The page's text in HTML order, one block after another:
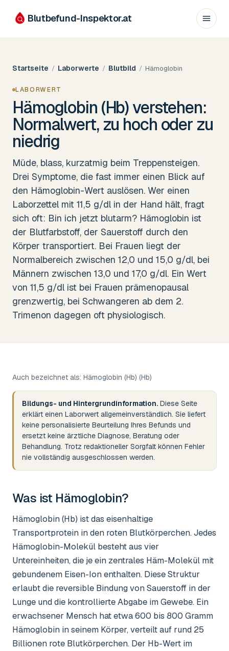
Blutbefund-Inspektor.at
Startseite / Laborwerte / Blutbild / Hämoglobin
LABORWERT
Hämoglobin (Hb) verstehen:
Normalwert, zu hoch oder zu
niedrig
Müde, blass, kurzatmig beim Treppensteigen.
Drei Symptome, die fast immer einen Blick auf
den Hämoglobin-Wert auslösen. Wer einen
Laborzettel mit 11,5 g/dl in der Hand hält, fragt
sich oft: Bin ich jetzt blutarm? Hämoglobin ist
der Blutfarbstoff, der Sauerstoff durch den
Körper transportiert. Bei Frauen liegt der
Normalbereich zwischen 12,0 und 15,0 g/dl, bei
Männern zwischen 13,0 und 17,0 g/dl. Ein Wert
von 11,5 g/dl ist bei Frauen prämenopausal
grenzwertig, bei Schwangeren ab dem 2.
Trimenon dagegen oft physiologisch.
Auch bezeichnet als: Hämoglobin (Hb) (Hb)
Bildungs- und Hintergrundinformation. Diese Seite
erklärt einen Laborwert allgemeinverständlich. Sie liefert
keine personalisierte Beurteilung Ihres Befunds und
ersetzt keine ärztliche Diagnose, Beratung oder
Behandlung. Trotz redaktioneller Sorgfalt können Fehler
nie vollständig ausgeschlossen werden.
Was ist Hämoglobin?
Hämoglobin (Hb) ist das eisenhaltige
Transportprotein in den roten Blutkörperchen. Jedes
Hämoglobin-Molekül besteht aus vier
Untereinheiten, die je ein zentrales Häm-Molekül mit
gebundenem Eisen-Ion enthalten. Diese Struktur
erlaubt die reversible Bindung von Sauerstoff in der
Lunge und die kontrollierte Abgabe im Gewebe. Ein
erwachsener Mensch hat etwa 600 bis 800 Gramm
Hämoglobin in seinem Körper, verteilt auf rund 25
Billionen rote Blutkörperchen. Der Hb-Wert im